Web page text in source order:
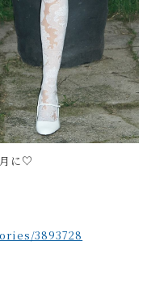
に♡
3893728